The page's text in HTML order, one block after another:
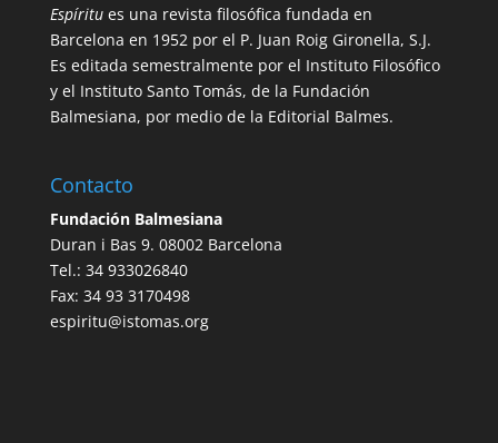
Espíritues una revista filosófica fundada en
Barcelona en 1952 por el P. Juan Roig Gironella, S.J.
Es editada semestralmente por el Instituto Filosófico
y el Instituto Santo Tomás, de la Fundación
Balmesiana, por medio de la Editorial Balmes.
Contacto
Fundación Balmesiana
Duran i Bas 9. 08002 Barcelona
Tel.: 34 933026840
Fax: 34 93 3170498
espiritu@istomas.org